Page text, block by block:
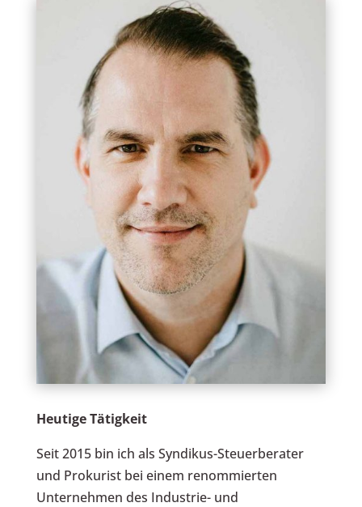
Heutige Tätigkeit
Seit 2015 bin ich als Syndikus-Steuerberater
und Prokurist bei einem renommierten
Unternehmen des Industrie- und